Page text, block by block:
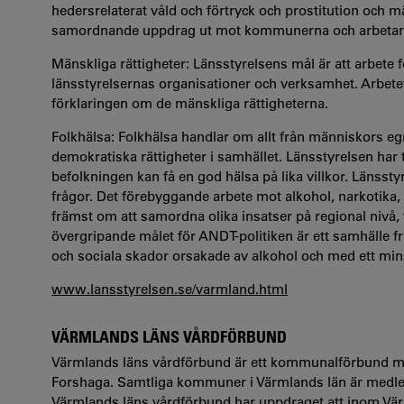
hedersrelaterat våld och förtryck och prostitution och
samordnande uppdrag ut mot kommunerna och
Mänskliga rättigheter: Länsstyrelsens mål är att
länsstyrelsernas organisationer och verksamhet.
förklaringen om de mänskliga rättigheterna.
Folkhälsa: Folkhälsa handlar om allt från människors
demokratiska rättigheter i samhället. Länsstyrelsen
befolkningen kan få en god hälsa på lika villkor.
frågor. Det förebyggande arbete mot alkohol,
främst om att samordna olika insatser på regional
övergripande målet för ANDT-politiken är ett samhälle
och sociala skador orsakade av alkohol och med ett
www.lansstyrelsen.se/varmland.html
VÄRMLANDS LÄNS VÅRDFÖRBUND
Värmlands läns vårdförbund är ett kommunalförbund
Forshaga. Samtliga kommuner i Värmlands län är